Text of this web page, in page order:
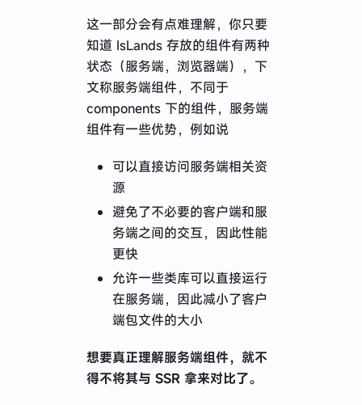
这一部分会有点难理解，你只要
知道 IsLands 存放的组件有两种
状态（服务端，浏览器端），下
文称服务端组件，不同于
components 下的组件，服务端
组件有一些优势，例如说
可以直接访问服务端相关资
源
避免了不必要的客户端和服
务端之间的交互，因此性能
更快
允许一些类库可以直接运行
在服务端，因此减小了客户
端包文件的大小
想要真正理解服务端组件，就不
得不将其与 SSR 拿来对比了。